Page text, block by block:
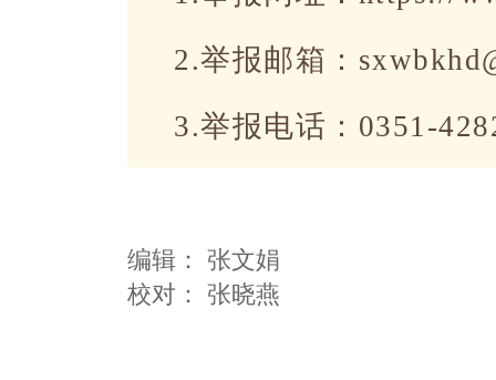
2.举报邮箱：
3.举报电话：0351-
编辑： 张文娟